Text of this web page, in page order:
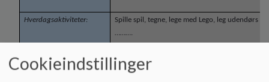
Hverdagsaktiviteter:
Spille spil, tegne, lege med Lego, leg udendørs
Andre aktiviteter: I køkkenet
Cookieindstillinger